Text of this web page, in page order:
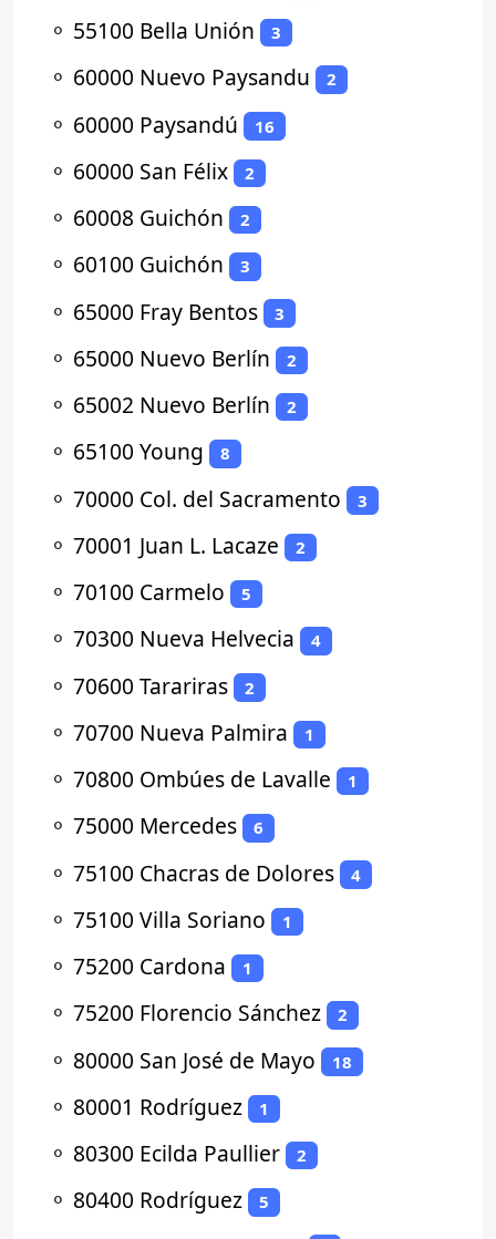
⚬ 55100 Bella Unión 3
⚬ 60000 Nuevo Paysandu 2
⚬ 60000 Paysandú 16
⚬ 60000 San Félix 2
⚬ 60008 Guichón 2
⚬ 60100 Guichón 3
⚬ 65000 Fray Bentos 3
⚬ 65000 Nuevo Berlín 2
⚬ 65002 Nuevo Berlín 2
⚬ 65100 Young 8
⚬ 70000 Col. del Sacramento 3
⚬ 70001 Juan L. Lacaze 2
⚬ 70100 Carmelo 5
⚬ 70300 Nueva Helvecia 4
⚬ 70600 Tarariras 2
⚬ 70700 Nueva Palmira 1
⚬ 70800 Ombúes de Lavalle 1
⚬ 75000 Mercedes 6
⚬ 75100 Chacras de Dolores 4
⚬ 75100 Villa Soriano 1
⚬ 75200 Cardona 1
⚬ 75200 Florencio Sánchez 2
⚬ 80000 San José de Mayo 18
⚬ 80001 Rodríguez 1
⚬ 80300 Ecilda Paullier 2
⚬ 80400 Rodríguez 5